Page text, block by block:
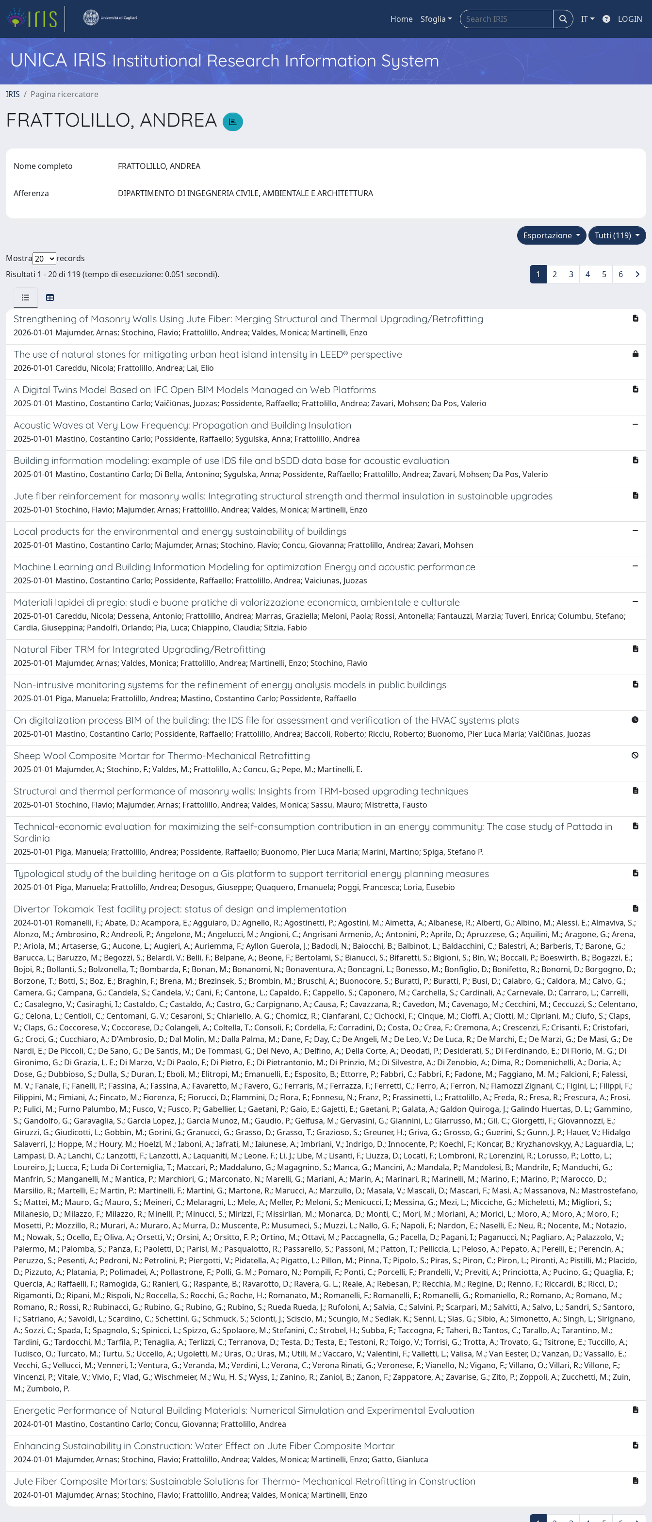
Home Sfoglia IT LOGIN
UNICA IRISInstitutional Research Information System
IRIS Pagina ricercatore
FRATTOLILLO, ANDREA
Nome completo FRATTOLILLO, ANDREA
Afferenza DIPARTIMENTO DI INGEGNERIA CIVILE, AMBIENTALE E ARCHITETTURA
Tutti (119)
Esportazione
Mostra
records
Risultati 1 - 20 di 119 (tempo di esecuzione: 0.051 secondi).
1 2 3 4 5 6
Strengthening of Masonry Walls Using Jute Fiber: Merging Structural and Thermal Upgrading/Retrofitting
2026-01-01 Majumder, Arnas; Stochino, Flavio; Frattolillo, Andrea; Valdes, Monica; Martinelli, Enzo
The use of natural stones for mitigating urban heat island intensity in LEED® perspective
2026-01-01 Careddu, Nicola; Frattolillo, Andrea; Lai, Elio
A Digital Twins Model Based on IFC Open BIM Models Managed on Web Platforms
2025-01-01 Mastino, Costantino Carlo; Vaičiūnas, Juozas; Possidente, Raffaello; Frattolillo, Andrea; Zavari, Mohsen; Da Pos, Valerio
Acoustic Waves at Very Low Frequency: Propagation and Building Insulation
2025-01-01 Mastino, Costantino Carlo; Possidente, Raffaello; Sygulska, Anna; Frattolillo, Andrea
Building information modeling: example of use IDS file and bSDD data base for acoustic evaluation
2025-01-01 Mastino, Costantino Carlo; Di Bella, Antonino; Sygulska, Anna; Possidente, Raffaello; Frattolillo, Andrea; Zavari, Mohsen; Da Pos, Valerio
Jute fiber reinforcement for masonry walls: Integrating structural strength and thermal insulation in sustainable upgrades
2025-01-01 Stochino, Flavio; Majumder, Arnas; Frattolillo, Andrea; Valdes, Monica; Martinelli, Enzo
Local products for the environmental and energy sustainability of buildings
2025-01-01 Mastino, Costantino Carlo; Majumder, Arnas; Stochino, Flavio; Concu, Giovanna; Frattolillo, Andrea; Zavari, Mohsen
Machine Learning and Building Information Modeling for optimization Energy and acoustic performance
2025-01-01 Mastino, Costantino Carlo; Possidente, Raffaello; Frattolillo, Andrea; Vaiciunas, Juozas
Materiali lapidei di pregio: studi e buone pratiche di valorizzazione economica, ambientale e culturale
2025-01-01 Careddu, Nicola; Dessena, Antonio; Frattolillo, Andrea; Marras, Graziella; Meloni, Paola; Rossi, Antonella; Fantauzzi, Marzia; Tuveri, Enrica; Columbu, Stefano;
Cardia, Giuseppina; Pandolfi, Orlando; Pia, Luca; Chiappino, Claudia; Sitzia, Fabio
Natural Fiber TRM for Integrated Upgrading/Retrofitting
2025-01-01 Majumder, Arnas; Valdes, Monica; Frattolillo, Andrea; Martinelli, Enzo; Stochino, Flavio
Non-intrusive monitoring systems for the refinement of energy analysis models in public buildings
2025-01-01 Piga, Manuela; Frattolillo, Andrea; Mastino, Costantino Carlo; Possidente, Raffaello
On digitalization process BIM of the building: the IDS file for assessment and verification of the HVAC systems plats
2025-01-01 Mastino, Costantino Carlo; Possidente, Raffaello; Frattolillo, Andrea; Baccoli, Roberto; Ricciu, Roberto; Buonomo, Pier Luca Maria; Vaičiūnas, Juozas
Sheep Wool Composite Mortar for Thermo-Mechanical Retrofitting
2025-01-01 Majumder, A.; Stochino, F.; Valdes, M.; Frattolillo, A.; Concu, G.; Pepe, M.; Martinelli, E.
Structural and thermal performance of masonry walls: Insights from TRM-based upgrading techniques
2025-01-01 Stochino, Flavio; Majumder, Arnas; Frattolillo, Andrea; Valdes, Monica; Sassu, Mauro; Mistretta, Fausto
Technical-economic evaluation for maximizing the self-consumption contribution in an energy community: The case study of Pattada in
Sardinia
2025-01-01 Piga, Manuela; Frattolillo, Andrea; Possidente, Raffaello; Buonomo, Pier Luca Maria; Marini, Martino; Spiga, Stefano P.
Typological study of the building heritage on a Gis platform to support territorial energy planning measures
2025-01-01 Piga, Manuela; Frattolillo, Andrea; Desogus, Giuseppe; Quaquero, Emanuela; Poggi, Francesca; Loria, Eusebio
Divertor Tokamak Test facility project: status of design and implementation
2024-01-01 Romanelli, F.; Abate, D.; Acampora, E.; Agguiaro, D.; Agnello, R.; Agostinetti, P.; Agostini, M.; Aimetta, A.; Albanese, R.; Alberti, G.; Albino, M.; Alessi, E.; Almaviva, S.;
Alonzo, M.; Ambrosino, R.; Andreoli, P.; Angelone, M.; Angelucci, M.; Angioni, C.; Angrisani Armenio, A.; Antonini, P.; Aprile, D.; Apruzzese, G.; Aquilini, M.; Aragone, G.; Arena,
P.; Ariola, M.; Artaserse, G.; Aucone, L.; Augieri, A.; Auriemma, F.; Ayllon Guerola, J.; Badodi, N.; Baiocchi, B.; Balbinot, L.; Baldacchini, C.; Balestri, A.; Barberis, T.; Barone, G.;
Barucca, L.; Baruzzo, M.; Begozzi, S.; Belardi, V.; Belli, F.; Belpane, A.; Beone, F.; Bertolami, S.; Bianucci, S.; Bifaretti, S.; Bigioni, S.; Bin, W.; Boccali, P.; Boeswirth, B.; Bogazzi, E.;
Bojoi, R.; Bollanti, S.; Bolzonella, T.; Bombarda, F.; Bonan, M.; Bonanomi, N.; Bonaventura, A.; Boncagni, L.; Bonesso, M.; Bonfiglio, D.; Bonifetto, R.; Bonomi, D.; Borgogno, D.;
Borzone, T.; Botti, S.; Boz, E.; Braghin, F.; Brena, M.; Brezinsek, S.; Brombin, M.; Bruschi, A.; Buonocore, S.; Buratti, P.; Buratti, P.; Busi, D.; Calabro, G.; Caldora, M.; Calvo, G.;
Camera, G.; Campana, G.; Candela, S.; Candela, V.; Cani, F.; Cantone, L.; Capaldo, F.; Cappello, S.; Caponero, M.; Carchella, S.; Cardinali, A.; Carnevale, D.; Carraro, L.; Carrelli,
C.; Casalegno, V.; Casiraghi, I.; Castaldo, C.; Castaldo, A.; Castro, G.; Carpignano, A.; Causa, F.; Cavazzana, R.; Cavedon, M.; Cavenago, M.; Cecchini, M.; Ceccuzzi, S.; Celentano,
G.; Celona, L.; Centioli, C.; Centomani, G. V.; Cesaroni, S.; Chiariello, A. G.; Chomicz, R.; Cianfarani, C.; Cichocki, F.; Cinque, M.; Cioffi, A.; Ciotti, M.; Cipriani, M.; Ciufo, S.; Claps,
V.; Claps, G.; Coccorese, V.; Coccorese, D.; Colangeli, A.; Coltella, T.; Consoli, F.; Cordella, F.; Corradini, D.; Costa, O.; Crea, F.; Cremona, A.; Crescenzi, F.; Crisanti, F.; Cristofari,
G.; Croci, G.; Cucchiaro, A.; D'Ambrosio, D.; Dal Molin, M.; Dalla Palma, M.; Dane, F.; Day, C.; De Angeli, M.; De Leo, V.; De Luca, R.; De Marchi, E.; De Marzi, G.; De Masi, G.; De
Nardi, E.; De Piccoli, C.; De Sano, G.; De Santis, M.; De Tommasi, G.; Del Nevo, A.; Delfino, A.; Della Corte, A.; Deodati, P.; Desiderati, S.; Di Ferdinando, E.; Di Florio, M. G.; Di
Gironimo, G.; Di Grazia, L. E.; Di Marzo, V.; Di Paolo, F.; Di Pietro, E.; Di Pietrantonio, M.; Di Prinzio, M.; Di Silvestre, A.; Di Zenobio, A.; Dima, R.; Domenichelli, A.; Doria, A.;
Dose, G.; Dubbioso, S.; Dulla, S.; Duran, I.; Eboli, M.; Elitropi, M.; Emanuelli, E.; Esposito, B.; Ettorre, P.; Fabbri, C.; Fabbri, F.; Fadone, M.; Faggiano, M. M.; Falcioni, F.; Falessi,
M. V.; Fanale, F.; Fanelli, P.; Fassina, A.; Fassina, A.; Favaretto, M.; Favero, G.; Ferraris, M.; Ferrazza, F.; Ferretti, C.; Ferro, A.; Ferron, N.; Fiamozzi Zignani, C.; Figini, L.; Filippi, F.;
Filippini, M.; Fimiani, A.; Fincato, M.; Fiorenza, F.; Fiorucci, D.; Flammini, D.; Flora, F.; Fonnesu, N.; Franz, P.; Frassinetti, L.; Frattolillo, A.; Freda, R.; Fresa, R.; Frescura, A.; Frosi,
P.; Fulici, M.; Furno Palumbo, M.; Fusco, V.; Fusco, P.; Gabellier, L.; Gaetani, P.; Gaio, E.; Gajetti, E.; Gaetani, P.; Galata, A.; Galdon Quiroga, J.; Galindo Huertas, D. L.; Gammino,
S.; Gandolfo, G.; Garavaglia, S.; Garcia Lopez, J.; Garcia Munoz, M.; Gaudio, P.; Gelfusa, M.; Gervasini, G.; Giannini, L.; Giarrusso, M.; Gil, C.; Giorgetti, F.; Giovannozzi, E.;
Giruzzi, G.; Giudicotti, L.; Gobbin, M.; Gorini, G.; Granucci, G.; Grasso, D.; Grasso, T.; Grazioso, S.; Greuner, H.; Griva, G.; Grosso, G.; Guerini, S.; Gunn, J. P.; Hauer, V.; Hidalgo
Salaverri, J.; Hoppe, M.; Houry, M.; Hoelzl, M.; Iaboni, A.; Iafrati, M.; Iaiunese, A.; Imbriani, V.; Indrigo, D.; Innocente, P.; Koechl, F.; Koncar, B.; Kryzhanovskyy, A.; Laguardia, L.;
Lampasi, D. A.; Lanchi, C.; Lanzotti, F.; Lanzotti, A.; Laquaniti, M.; Leone, F.; Li, J.; Libe, M.; Lisanti, F.; Liuzza, D.; Locati, F.; Lombroni, R.; Lorenzini, R.; Lorusso, P.; Lotto, L.;
Loureiro, J.; Lucca, F.; Luda Di Cortemiglia, T.; Maccari, P.; Maddaluno, G.; Magagnino, S.; Manca, G.; Mancini, A.; Mandala, P.; Mandolesi, B.; Mandrile, F.; Manduchi, G.;
Manfrin, S.; Manganelli, M.; Mantica, P.; Marchiori, G.; Marconato, N.; Marelli, G.; Mariani, A.; Marin, A.; Marinari, R.; Marinelli, M.; Marino, F.; Marino, P.; Marocco, D.;
Marsilio, R.; Martelli, E.; Martin, P.; Martinelli, F.; Martini, G.; Martone, R.; Marucci, A.; Marzullo, D.; Masala, V.; Mascali, D.; Mascari, F.; Masi, A.; Massanova, N.; Mastrostefano,
S.; Mattei, M.; Mauro, G.; Mauro, S.; Meineri, C.; Melaragni, L.; Mele, A.; Meller, P.; Meloni, S.; Menicucci, I.; Messina, G.; Mezi, L.; Micciche, G.; Micheletti, M.; Migliori, S.;
Milanesio, D.; Milazzo, F.; Milazzo, R.; Minelli, P.; Minucci, S.; Mirizzi, F.; Missirlian, M.; Monarca, D.; Monti, C.; Mori, M.; Moriani, A.; Morici, L.; Moro, A.; Moro, A.; Moro, F.;
Mosetti, P.; Mozzillo, R.; Murari, A.; Muraro, A.; Murra, D.; Muscente, P.; Musumeci, S.; Muzzi, L.; Nallo, G. F.; Napoli, F.; Nardon, E.; Naselli, E.; Neu, R.; Nocente, M.; Notazio,
M.; Nowak, S.; Ocello, E.; Oliva, A.; Orsetti, V.; Orsini, A.; Orsitto, F. P.; Ortino, M.; Ottavi, M.; Paccagnella, G.; Pacella, D.; Pagani, I.; Paganucci, N.; Pagliaro, A.; Palazzolo, V.;
Palermo, M.; Palomba, S.; Panza, F.; Paoletti, D.; Parisi, M.; Pasqualotto, R.; Passarello, S.; Passoni, M.; Patton, T.; Pelliccia, L.; Peloso, A.; Pepato, A.; Perelli, E.; Perencin, A.;
Peruzzo, S.; Pesenti, A.; Pedroni, N.; Petrolini, P.; Piergotti, V.; Pidatella, A.; Pigatto, L.; Pillon, M.; Pinna, T.; Pipolo, S.; Piras, S.; Piron, C.; Piron, L.; Pironti, A.; Pistilli, M.; Placido,
D.; Pizzuto, A.; Platania, P.; Polimadei, A.; Pollastrone, F.; Polli, G. M.; Pomaro, N.; Pompili, F.; Ponti, C.; Porcelli, F.; Prandelli, V.; Previti, A.; Princiotta, A.; Pucino, G.; Quaglia, F.;
Quercia, A.; Raffaelli, F.; Ramogida, G.; Ranieri, G.; Raspante, B.; Ravarotto, D.; Ravera, G. L.; Reale, A.; Rebesan, P.; Recchia, M.; Regine, D.; Renno, F.; Riccardi, B.; Ricci, D.;
Rigamonti, D.; Ripani, M.; Rispoli, N.; Roccella, S.; Rocchi, G.; Roche, H.; Romanato, M.; Romanelli, F.; Romanelli, F.; Romanelli, G.; Romaniello, R.; Romano, A.; Romano, M.;
Romano, R.; Rossi, R.; Rubinacci, G.; Rubino, G.; Rubino, G.; Rubino, S.; Rueda Rueda, J.; Rufoloni, A.; Salvia, C.; Salvini, P.; Scarpari, M.; Salvitti, A.; Salvo, L.; Sandri, S.; Santoro,
F.; Satriano, A.; Savoldi, L.; Scardino, C.; Schettini, G.; Schmuck, S.; Scionti, J.; Sciscio, M.; Scungio, M.; Sedlak, K.; Senni, L.; Sias, G.; Sibio, A.; Simonetto, A.; Singh, L.; Sirignano,
A.; Sozzi, C.; Spada, I.; Spagnolo, S.; Spinicci, L.; Spizzo, G.; Spolaore, M.; Stefanini, C.; Strobel, H.; Subba, F.; Taccogna, F.; Taheri, B.; Tantos, C.; Tarallo, A.; Tarantino, M.;
Tardini, G.; Tardocchi, M.; Tarfila, P.; Tenaglia, A.; Terlizzi, C.; Terranova, D.; Testa, D.; Testa, E.; Testoni, R.; Toigo, V.; Torrisi, G.; Trotta, A.; Trovato, G.; Tsitrone, E.; Tuccillo, A.;
Tudisco, O.; Turcato, M.; Turtu, S.; Uccello, A.; Ugoletti, M.; Uras, O.; Uras, M.; Utili, M.; Vaccaro, V.; Valentini, F.; Valletti, L.; Valisa, M.; Van Eester, D.; Vanzan, D.; Vassallo, E.;
Vecchi, G.; Vellucci, M.; Venneri, I.; Ventura, G.; Veranda, M.; Verdini, L.; Verona, C.; Verona Rinati, G.; Veronese, F.; Vianello, N.; Vigano, F.; Villano, O.; Villari, R.; Villone, F.;
Vincenzi, P.; Vitale, V.; Vivio, F.; Vlad, G.; Wischmeier, M.; Wu, H. S.; Wyss, I.; Zanino, R.; Zaniol, B.; Zanon, F.; Zappatore, A.; Zavarise, G.; Zito, P.; Zoppoli, A.; Zucchetti, M.; Zuin,
M.; Zumbolo, P.
Energetic Performance of Natural Building Materials: Numerical Simulation and Experimental Evaluation
2024-01-01 Mastino, Costantino Carlo; Concu, Giovanna; Frattolillo, Andrea
Enhancing Sustainability in Construction: Water Effect on Jute Fiber Composite Mortar
2024-01-01 Majumder, Arnas; Stochino, Flavio; Frattolillo, Andrea; Valdes, Monica; Martinelli, Enzo; Gatto, Gianluca
Jute Fiber Composite Mortars: Sustainable Solutions for Thermo- Mechanical Retrofitting in Construction
2024-01-01 Majumder, Arnas; Stochino, Flavio; Frattolillo, Andrea; Valdes, Monica; Martinelli, Enzo